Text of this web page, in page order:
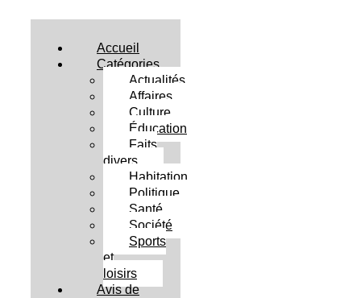
Accueil
Catégories
Actualités
Affaires
Culture
Éducation
Faits
divers
Habitation
Politique
Santé
Société
Sports
et
loisirs
Avis de